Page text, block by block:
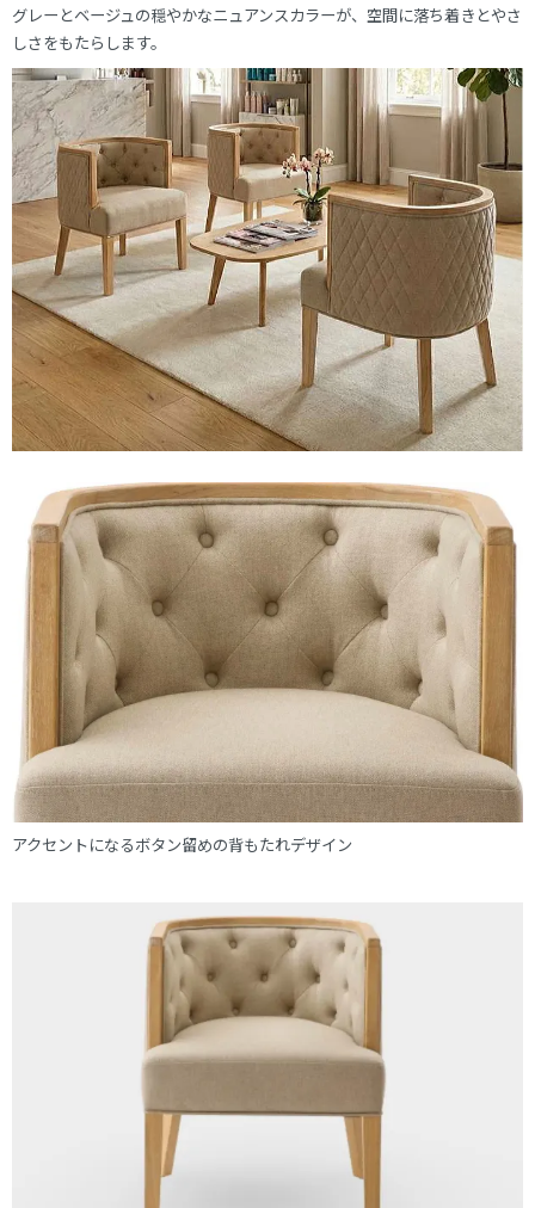
グレーとベージュの穏やかなニュアンスカラーが、空間に落ち着きとやさ
しさをもたらします。
アクセントになるボタン留めの背もたれデザイン